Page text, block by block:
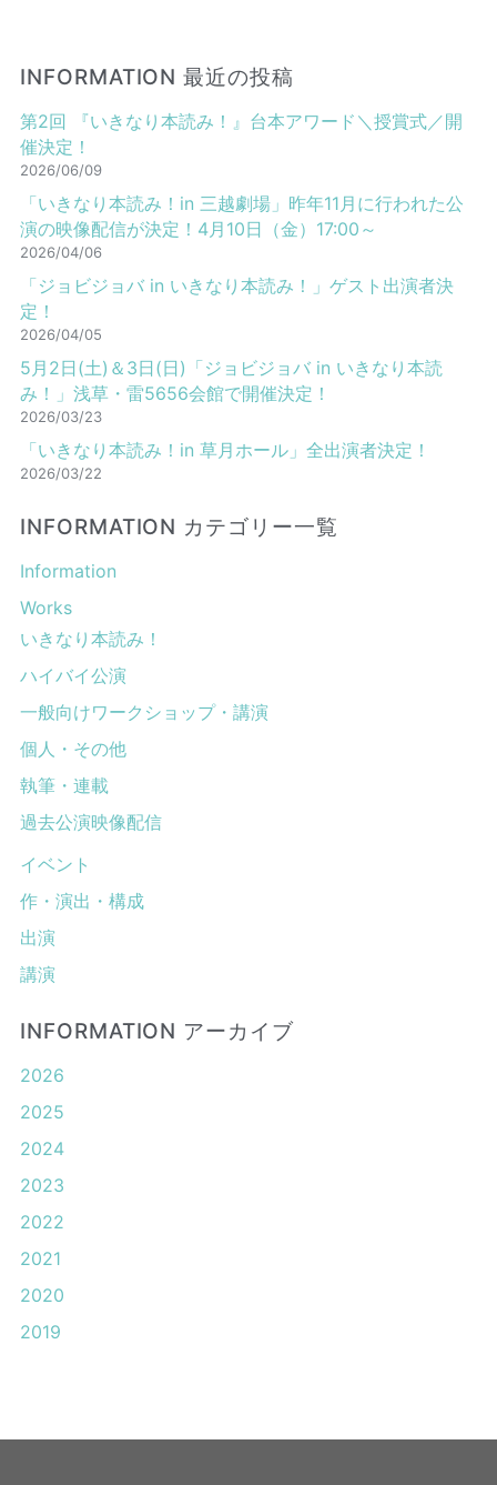
INFORMATION 最近の投稿
第2回 『いきなり本読み！』台本アワード＼授賞式／開
催決定！
2026/06/09
「いきなり本読み！in 三越劇場」昨年11月に行われた公
演の映像配信が決定！4月10日（金）17:00～
2026/04/06
「ジョビジョバ in いきなり本読み！」ゲスト出演者決
定！
2026/04/05
5月2日(土)＆3日(日)「ジョビジョバ in いきなり本読
み！」浅草・雷5656会館で開催決定！
2026/03/23
「いきなり本読み！in 草月ホール」全出演者決定！
2026/03/22
INFORMATION カテゴリー一覧
Information
Works
いきなり本読み！
ハイバイ公演
一般向けワークショップ・講演
個人・その他
執筆・連載
過去公演映像配信
イベント
作・演出・構成
出演
講演
INFORMATION アーカイブ
2026
2025
2024
2023
2022
2021
2020
2019